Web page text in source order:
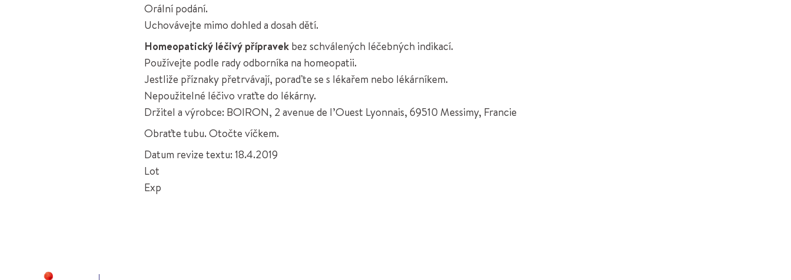
Orální podání.
Uchovávejte mimo dohled a dosah dětí.
Homeopatický léčivý přípravek bez schválených léčebných indikací.
Používejte podle rady odborníka na homeopatii.
Jestliže příznaky přetrvávají, poraďte se s lékařem nebo lékárníkem.
Nepoužitelné léčivo vraťte do lékárny.
Držitel a výrobce: BOIRON, 2 avenue de l’Ouest Lyonnais, 69510 Messimy, Francie
Obraťte tubu. Otočte víčkem.
Datum revize textu: 18.4.2019
Lot
Exp